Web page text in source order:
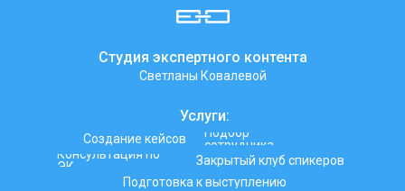
Создание кейсов
Подбор
сотрудника
Консультация по
ЭК
Закрытый клуб спикеров
Подготовка к выступлению
Услуги:
Светланы Ковалевой
Студия экспертного контента